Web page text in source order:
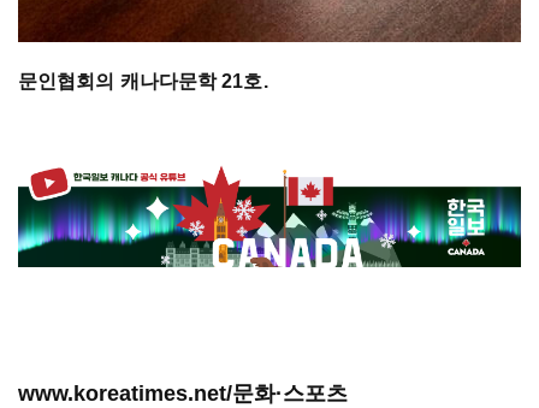
문인협회의 캐나다문학 21호.
www.koreatimes.net/문화·스포츠